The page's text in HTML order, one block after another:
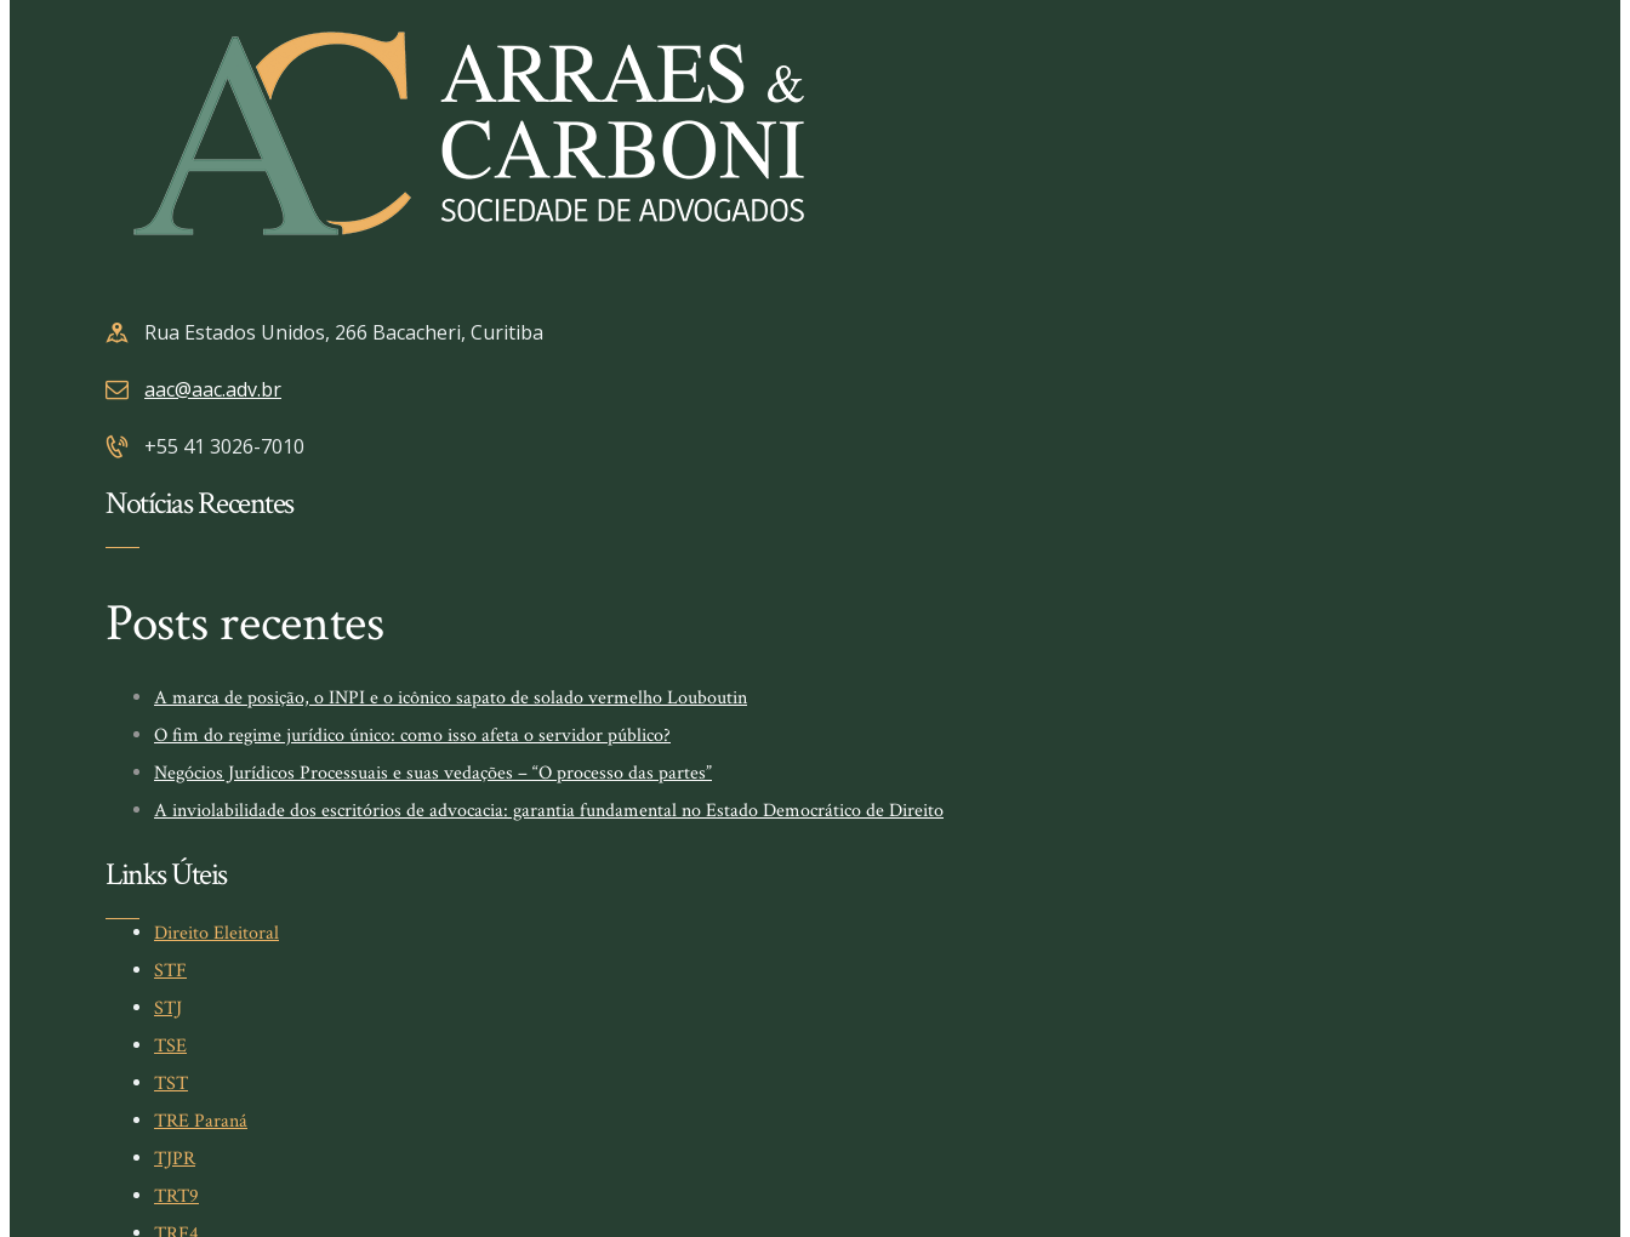
Rua Estados Unidos, 266 Bacacheri, Curitiba
aac@aac.adv.br
+55 41 3026-7010
Notícias Recentes
Posts recentes
A marca de posição, o INPI e o icônico sapato de solado vermelho Louboutin
O fim do regime jurídico único: como isso afeta o servidor público?
Negócios Jurídicos Processuais e suas vedações – “O processo das partes”
A inviolabilidade dos escritórios de advocacia: garantia fundamental no Estado Democrático de Direito
Links Úteis
Direito Eleitoral
STF
STJ
TSE
TST
TRE Paraná
TJPR
TRT9